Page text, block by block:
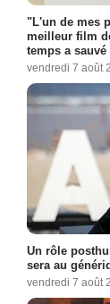
"L'un de mes
meilleur film
temps a
vendredi 7 août
Un rôle
sera au
vendredi 7 août